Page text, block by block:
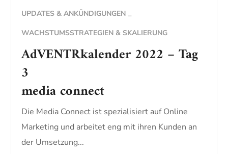
UPDATES & ANKÜNDIGUNGEN
WACHSTUMSSTRATEGIEN & SKALIERUNG
AdVENTRkalender 2022 – Tag
3
media connect
Die Media Connect ist spezialisiert auf Online
Marketing und arbeitet eng mit ihren Kunden an
der Umsetzung...